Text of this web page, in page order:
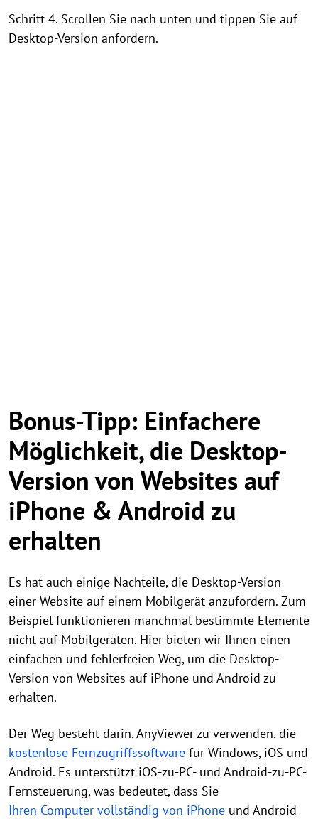
Schritt 4. Scrollen Sie nach unten und tippen Sie auf
Desktop-Version anfordern.
Bonus-Tipp: Einfachere
Möglichkeit, die Desktop-
Version von Websites auf
iPhone & Android zu
erhalten
Es hat auch einige Nachteile, die Desktop-Version
einer Website auf einem Mobilgerät anzufordern. Zum
Beispiel funktionieren manchmal bestimmte Elemente
nicht auf Mobilgeräten. Hier bieten wir Ihnen einen
einfachen und fehlerfreien Weg, um die Desktop-
Version von Websites auf iPhone und Android zu
erhalten.
Der Weg besteht darin, AnyViewer zu verwenden, die
kostenlose Fernzugriffssoftware für Windows, iOS und
Android. Es unterstützt iOS-zu-PC- und Android-zu-PC-
Fernsteuerung, was bedeutet, dass Sie
Ihren Computer vollständig von iPhone und Android